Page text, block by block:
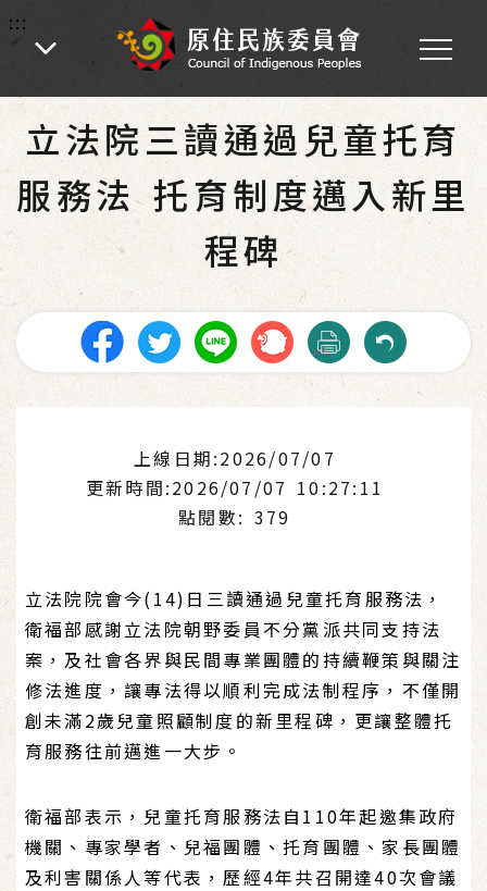
:::
:::
首頁 - 為民服務 - 消費者保護專區
立法院三讀通過兒童托育
服務法 托育制度邁入新里
程碑
上線日期:2026/07/07
更新時間:2026/07/07 10:27:11
點閱數: 379
立法院院會今(14)日三讀通過兒童托育服務法，
衛福部感謝立法院朝野委員不分黨派共同支持法
案，及社會各界與民間專業團體的持續鞭策與關注
修法進度，讓專法得以順利完成法制程序，不僅開
創未滿2歲兒童照顧制度的新里程碑，更讓整體托
育服務往前邁進一大步。
衛福部表示，兒童托育服務法自110年起邀集政府
機關、專家學者、兒福團體、托育團體、家長團體
及利害關係人等代表，歷經4年共召開達40次會議